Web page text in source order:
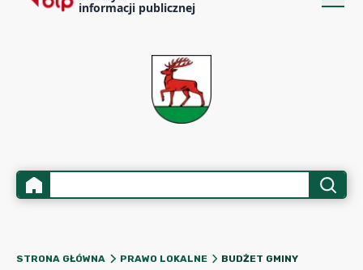
informacji publicznej
STRONA GŁÓWNA PRAWO LOKALNE BUDŻET GMINY